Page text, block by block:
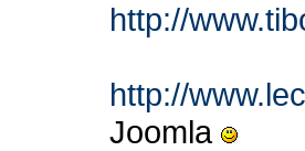
http://
http://
Joomla